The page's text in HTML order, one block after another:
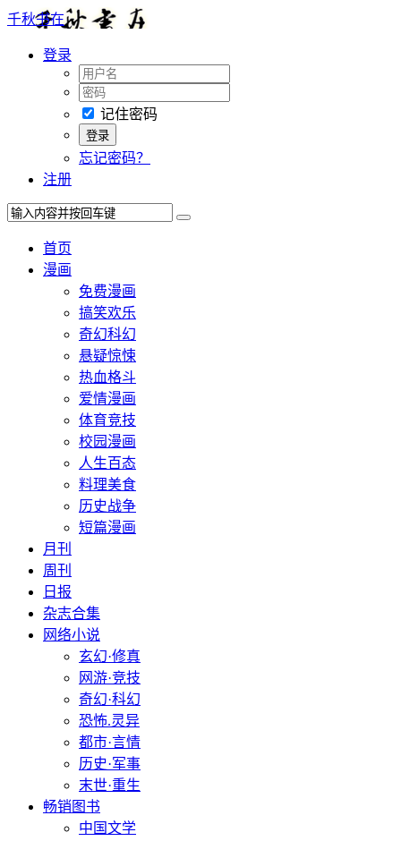
千秋书在
登录
记住密码
忘记密码？
注册
首页
漫画
免费漫画
搞笑欢乐
奇幻科幻
悬疑惊悚
热血格斗
爱情漫画
体育竞技
校园漫画
人生百态
料理美食
历史战争
短篇漫画
月刊
周刊
日报
杂志合集
网络小说
玄幻·修真
网游·竞技
奇幻·科幻
恐怖.灵异
都市·言情
历史·军事
末世·重生
畅销图书
中国文学